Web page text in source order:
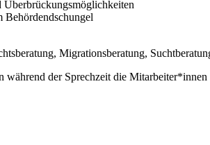
Behördendschungel
Migrationsberatung,
während der Sprechzeit die